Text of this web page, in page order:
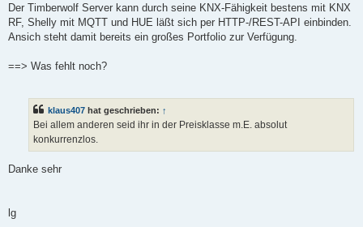
Der Timberwolf Server kann durch seine KNX-Fähigkeit bestens mit KNX
RF, Shelly mit MQTT und HUE läßt sich per HTTP-/REST-API einbinden.
Ansich steht damit bereits ein großes Portfolio zur Verfügung.
==> Was fehlt noch?
klaus407 hat geschrieben: ↑
Bei allem anderen seid ihr in der Preisklasse m.E. absolut
konkurrenzlos.
Danke sehr
lg